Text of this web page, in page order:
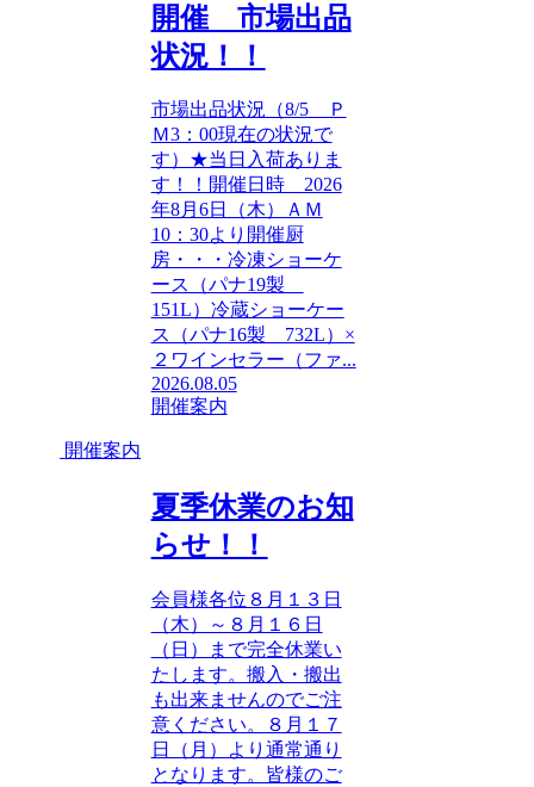
開催 市場出品
状況！！
市場出品状況（8/5 Ｐ
Ｍ3：00現在の状況で
す）★当日入荷ありま
す！！開催日時 2026
年8月6日（木）ＡＭ
10：30より開催厨
房・・・冷凍ショーケ
ース（パナ19製
151L）冷蔵ショーケー
ス（パナ16製 732L）×
２ワインセラー（ファ...
2026.08.05
開催案内
開催案内
夏季休業のお知
らせ！！
会員様各位８月１３日
（木）～８月１６日
（日）まで完全休業い
たします。搬入・搬出
も出来ませんのでご注
意ください。８月１７
日（月）より通常通り
となります。皆様のご